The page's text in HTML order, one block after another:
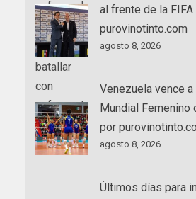
al frente de la FIFA
purovinotinto.com
agosto 8, 2026
Venezuela vence
Mundial Femenino
por
agosto 8, 2026
Últimos días para